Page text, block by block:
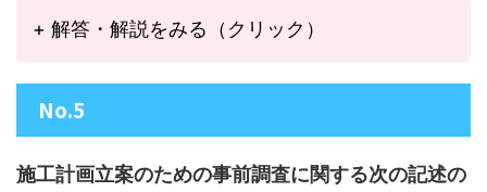
+ 解答・解説をみる（クリック）
No.5
施工計画立案のための事前調査に関する次の記述の